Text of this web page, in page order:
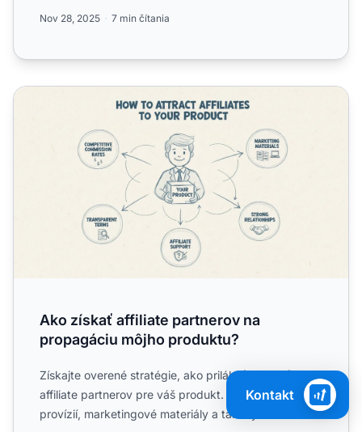
Nov 28, 2025 7 min čítania
Ako získať affiliate partnerov na propagáciu môjho
Ako získať affiliate partnerov na
propagáciu môjho produktu?
Získajte overené stratégie, ako prilákať a získať
affiliate partnerov pre váš produkt. Objavte štruktúry
provízií, marketingové materiály a taktiky budovania
Kontakt